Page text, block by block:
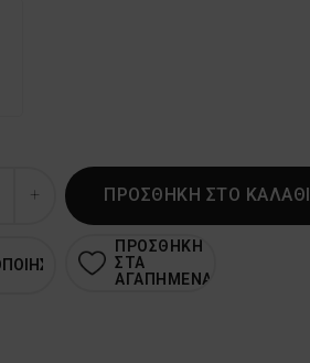
ΠΡΟΣΘΗΚΗ ΣΤΟ ΚΑΛΑΘΙ
ΠΡΟΣΘΗΚΗ
ΣΤΑ
ΑΓΑΠΗΜΕΝΑ